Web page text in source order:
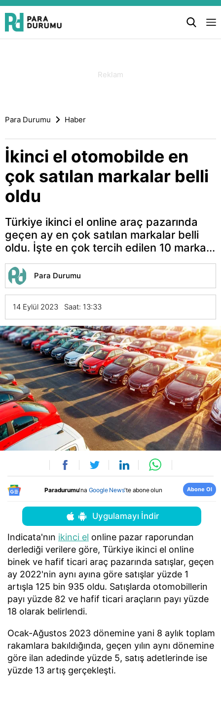
Para Durumu Haber
İkinci el otomobilde en
çok satılan markalar belli
oldu
Türkiye ikinci el online araç pazarında
geçen ay en çok satılan markalar belli
oldu. İşte en çok tercih edilen 10 marka...
Para Durumu
14 Eylül 2023 Saat: 13:33
Paradurumu'na Google News'te abone olun Abone Ol
Uygulamayı İndir
Indicata'nın ikinci el online pazar raporundan
derlediği verilere göre, Türkiye ikinci el online
binek ve hafif ticari araç pazarında satışlar, geçen
ay 2022'nin aynı ayına göre satışlar yüzde 1
artışla 125 bin 935 oldu. Satışlarda otomobillerin
payı yüzde 82 ve hafif ticari araçların payı yüzde
18 olarak belirlendi.
Ocak-Ağustos 2023 dönemine yani 8 aylık toplam
rakamlara bakıldığında, geçen yılın aynı dönemine
göre ilan adedinde yüzde 5, satış adetlerinde ise
yüzde 13 artış gerçekleşti.